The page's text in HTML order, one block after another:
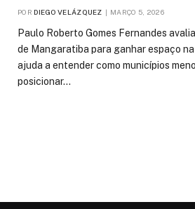
POR DIEGO VELÁZQUEZ MARÇO 5, 2026
Paulo Roberto Gomes Fernandes
de Mangaratiba para ganhar espaço
ajuda a entender como municípios
posicionar…